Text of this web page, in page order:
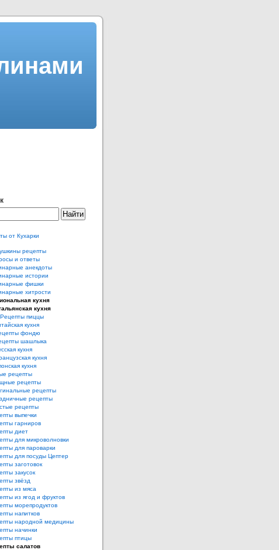
от Кухарки
рецепты
и ответы
анекдоты
истории
фишки
хитрости
кухня
кухня
Рецепты пиццы
кухня
фондю
шашлыка
кухня
кухня
кухня
рецепты
рецепты
рецепты
рецепты
рецепты
выпечки
гарниров
диет
для микроволновки
для пароварки
для посуды Цептер
заготовок
закусок
звёзд
из мяса
из ягод и фруктов
морепродуктов
напитков
народной медицины
начинки
птицы
салатов